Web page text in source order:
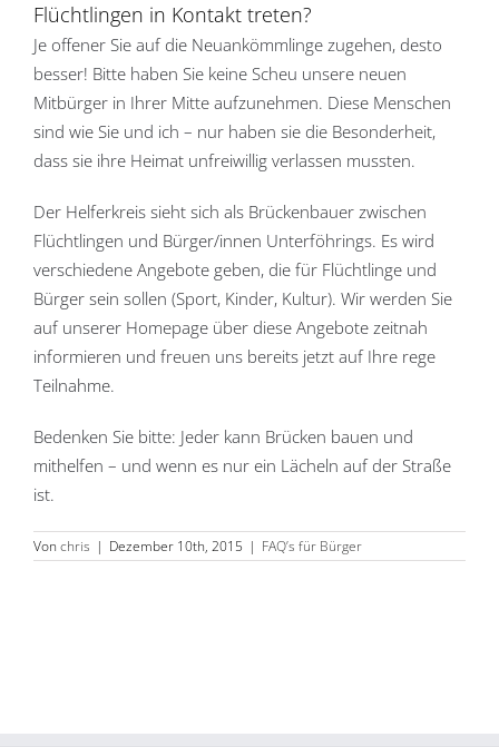
Flüchtlingen in Kontakt treten?
Je offener Sie auf die Neuankömmlinge zugehen, desto
besser! Bitte haben Sie keine Scheu unsere neuen
Mitbürger in Ihrer Mitte aufzunehmen. Diese Menschen
sind wie Sie und ich – nur haben sie die Besonderheit,
dass sie ihre Heimat unfreiwillig verlassen mussten.
Der Helferkreis sieht sich als Brückenbauer zwischen
Flüchtlingen und Bürger/innen Unterföhrings. Es wird
verschiedene Angebote geben, die für Flüchtlinge und
Bürger sein sollen (Sport, Kinder, Kultur). Wir werden Sie
auf unserer Homepage über diese Angebote zeitnah
informieren und freuen uns bereits jetzt auf Ihre rege
Teilnahme.
Bedenken Sie bitte: Jeder kann Brücken bauen und
mithelfen – und wenn es nur ein Lächeln auf der Straße
ist.
Von chris | Dezember 10th, 2015 | FAQ’s für Bürger